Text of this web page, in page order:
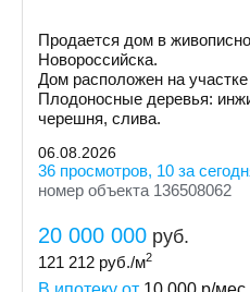
Продается дом в
Новороссийска.
Дом расположен на участке
Плодоносные деревья:
черешня, слива.
06.08.2026
36 просмотров, 10 за
номер объекта 136508062
20 000 000 руб.
121 212 руб./м2